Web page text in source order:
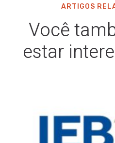
ARTIGOS
Você
estar